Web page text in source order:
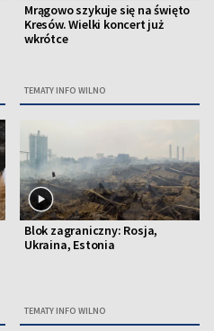
Mrągowo szykuje się na święto
Kresów. Wielki koncert już
wkrótce
TEMATY INFO WILNO
Blok zagraniczny: Rosja,
Ukraina, Estonia
TEMATY INFO WILNO